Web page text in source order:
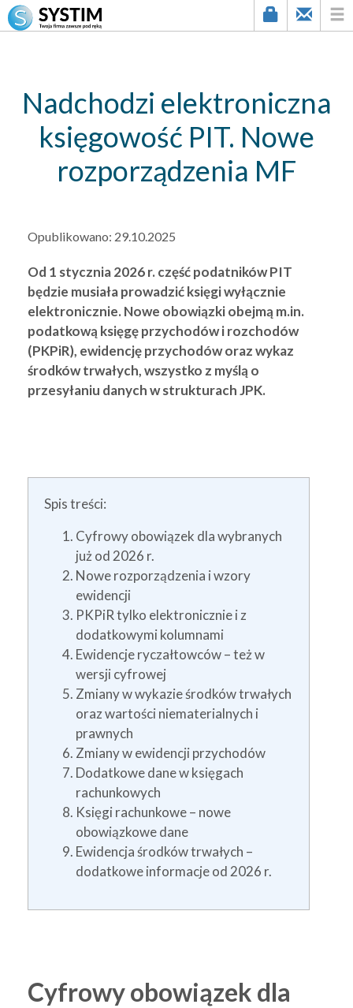
string(3) "499"
Nadchodzi elektroniczna
księgowość PIT. Nowe
rozporządzenia MF
Opublikowano: 29.10.2025
Od 1 stycznia 2026 r. część podatników PIT
będzie musiała prowadzić księgi wyłącznie
elektronicznie. Nowe obowiązki obejmą m.in.
podatkową księgę przychodów i rozchodów
(PKPiR), ewidencję przychodów oraz wykaz
środków trwałych, wszystko z myślą o
przesyłaniu danych w strukturach JPK.
Spis treści:
Cyfrowy obowiązek dla wybranych
już od 2026 r.
Nowe rozporządzenia i wzory
ewidencji
PKPiR tylko elektronicznie i z
dodatkowymi kolumnami
Ewidencje ryczałtowców – też w
wersji cyfrowej
Zmiany w wykazie środków trwałych
oraz wartości niematerialnych i
prawnych
Zmiany w ewidencji przychodów
Dodatkowe dane w księgach
rachunkowych
Księgi rachunkowe – nowe
obowiązkowe dane
Ewidencja środków trwałych –
dodatkowe informacje od 2026 r.
Cyfrowy obowiązek dla